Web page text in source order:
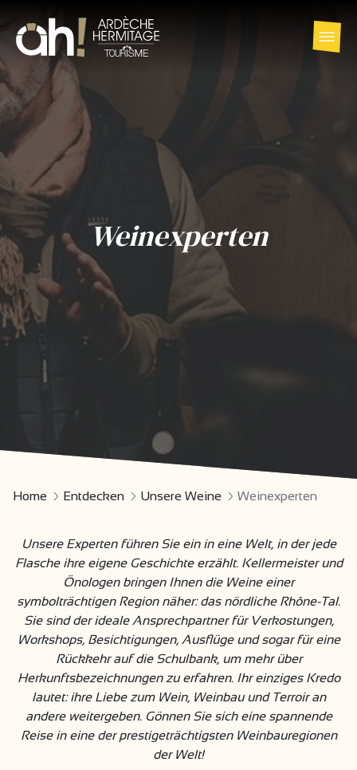
Weinexperten
Home Entdecken Unsere Weine Weinexperten
Unsere Experten führen Sie ein in eine Welt, in der jede
Flasche ihre eigene Geschichte erzählt. Kellermeister und
Önologen bringen Ihnen die Weine einer
symbolträchtigen Region näher: das nördliche Rhône-Tal.
Sie sind der ideale Ansprechpartner für Verkostungen,
Workshops, Besichtigungen, Ausflüge und sogar für eine
Rückkehr auf die Schulbank, um mehr über
Herkunftsbezeichnungen zu erfahren. Ihr einziges Kredo
lautet: ihre Liebe zum Wein, Weinbau und Terroir an
andere weitergeben. Gönnen Sie sich eine spannende
Reise in eine der prestigeträchtigsten Weinbauregionen
der Welt!